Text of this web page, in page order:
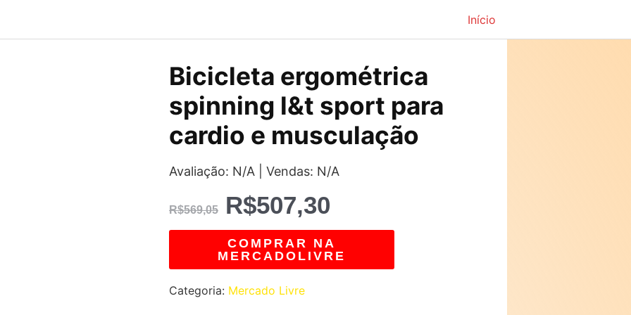
Início
Bicicleta ergométrica
spinning l&t sport para
cardio e musculação
Avaliação: N/A | Vendas: N/A
R$569,05
O
preço
original
era:
R$569,05.
R$507,30
O
preço
atual
é:
R$507,30.
COMPRAR NA
MERCADOLIVRE
Categoria: Mercado Livre